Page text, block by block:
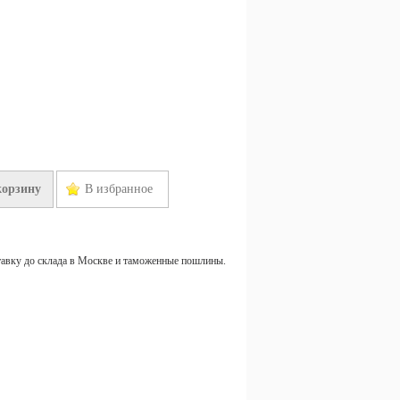
В избранное
до склада в Москве и таможенные пошлины.